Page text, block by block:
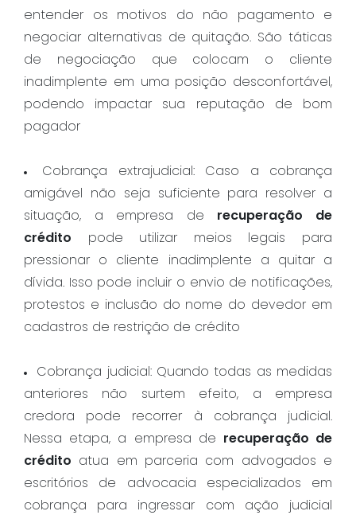
entender os motivos do não pagamento e
negociar alternativas de quitação. São táticas
de negociação que colocam o cliente
inadimplente em uma posição desconfortável,
podendo impactar sua reputação de bom
pagador
Cobrança extrajudicial: Caso a cobrança
amigável não seja suficiente para resolver a
situação, a empresa de recuperação de
crédito pode utilizar meios legais para
pressionar o cliente inadimplente a quitar a
dívida. Isso pode incluir o envio de notificações,
protestos e inclusão do nome do devedor em
cadastros de restrição de crédito
Cobrança judicial: Quando todas as medidas
anteriores não surtem efeito, a empresa
credora pode recorrer à cobrança judicial.
Nessa etapa, a empresa de recuperação de
crédito atua em parceria com advogados e
escritórios de advocacia especializados em
cobrança para ingressar com ação judicial